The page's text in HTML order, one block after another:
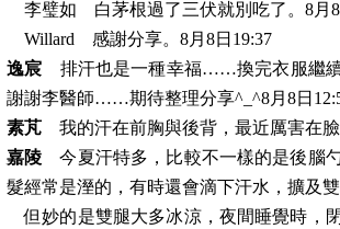
李璧如 白茅根過了三伏就別吃了。8月8
Willard 感謝分享。8月8日19:37
逸宸 排汗也是一種幸福……換完衣服繼
謝謝李醫師……期待整理分享^_^8月8日
素芃 我的汗在前胸與後背，最近厲害在臉
嘉陵 今夏汗特多，比較不一樣的是後腦
髮經常是溼的，有時還會滴下汗水，擴及雙
但妙的是雙腿大多冰涼，夜間睡覺時，